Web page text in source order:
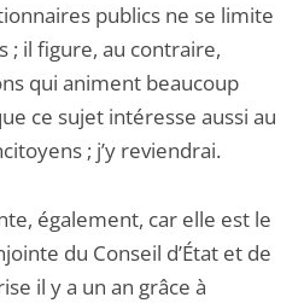
publics ne se limite
; il figure, au contraire,
qui animent beaucoup
ce sujet intéresse aussi au
; j’y reviendrai.
également, car elle est le
du Conseil d’État et de
il y a un an grâce à